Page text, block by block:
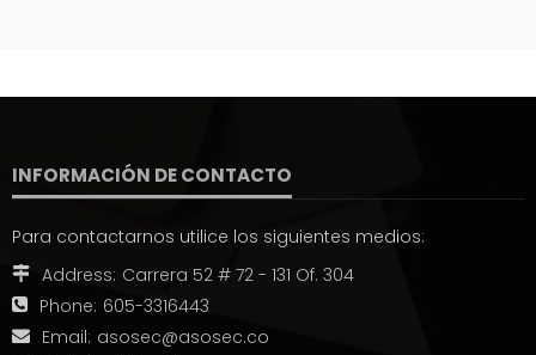
INFORMACIÓN DE CONTACTO
Para contactarnos utilice los siguientes medios:
Address: Carrera 52 # 72 - 131 Of. 304
Phone: 605-3316443
Email: asosec@asosec.co